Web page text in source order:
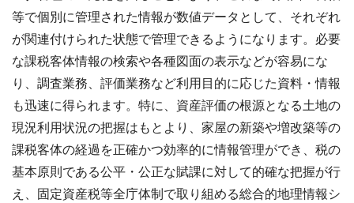
等で個別に管理された情報が数値データとして、それぞれ
が関連付けられた状態で管理できるようになります。必要
な課税客体情報の検索や各種図面の表示などが容易にな
り、調査業務、評価業務など利用目的に応じた資料・情報
も迅速に得られます。特に、資産評価の根源となる土地の
現況利用状況の把握はもとより、家屋の新築や増改築等の
課税客体の経過を正確かつ効率的に情報管理ができ、税の
基本原則である公平・公正な賦課に対して的確な把握が行
え、固定資産税等全庁体制で取り組める総合的地理情報シ